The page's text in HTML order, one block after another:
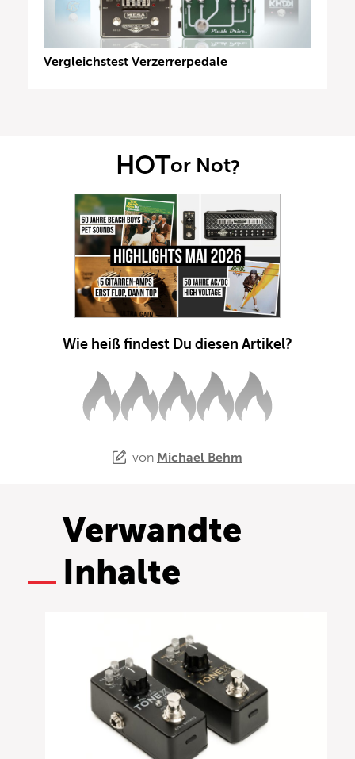
Vergleichstest Verzerrerpedale
HOTor Not?
Wie heiß findest Du diesen Artikel?
von Michael Behm
Verwandte
Inhalte